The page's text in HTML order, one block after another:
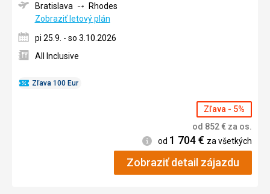
Zľava 100 Eur
Bratislava
Rhodes
Zobraziť letový plán
pi 25.9. - so 3.10.2026
All Inclusive
Zľava - 5%
od 852€ za os.
Informácie
od 1 704€ za všetkých
Zobraziť detail zájazdu